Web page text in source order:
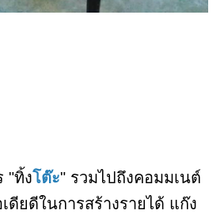
"ทิ้งโต๊ะ" รวมไปถึงคอมมเนต์
ดียดีในการสร้างรายได้ แก๊ง